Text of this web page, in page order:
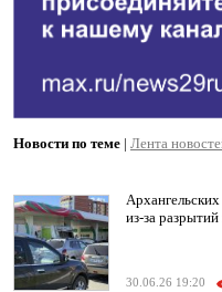
Новости по теме | Лента
из-за
30.06.26 19:20